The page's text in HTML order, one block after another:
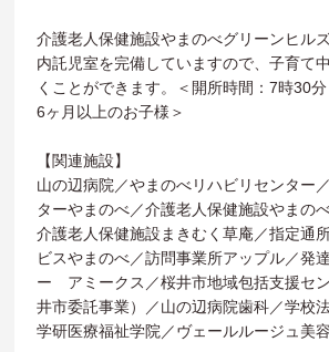
介護老人保健施設やまのべグリーンヒル
内託児室を完備していますので、子育て
くことができます。＜開所時間：7時30
6ヶ月以上のお子様＞
【関連施設】
山の辺病院／やまのべリハビリセンター
ターやまのべ／介護老人保健施設やまの
介護老人保健施設まきむく草庵／指定通
ビスやまのべ／訪問事業所アップル／発
ー アミークス／桜井市地域包括支援セ
井市委託事業）／山の辺病院歯科／学校
学研医療福祉学院／ヴェールルージュ美